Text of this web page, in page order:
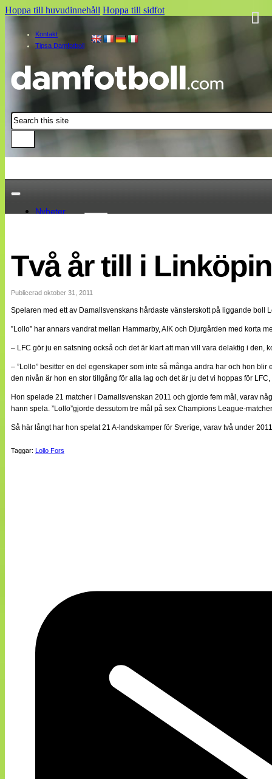
Hoppa till huvudinnehåll Hoppa till sidfot
Kontakt
Tipsa Damfotboll
Sök
Nyheter
Landslaget
EM 2013
Internationellt
Bildreportage
Bloggar
Cuper
Till klubbkassan
NÄTverket
Om oss
Annonsera
Två år till i
Publicerad oktober 31, 2011
Spelaren med ett av Damallsvenskans hårdaste vänsterskott på liggande boll
”Lollo” har annars vandrat mellan Hammarby, AIK och Djurgården med korta
– LFC gör ju en satsning också och det är klart att man vill vara delaktig i den,
– ”Lollo” besitter en del egenskaper som inte så många andra har och hon
den nivån är hon en stor tillgång för alla lag och det är ju det vi hoppas för
Hon spelade 21 matcher i Damallsvenskan 2011 och gjorde fem mål, varav
hann spela. ”Lollo”gjorde dessutom tre mål på sex Champions League-
Så här långt har hon spelat 21 A-landskamper för Sverige, varav två under
Taggar: Lollo Fors